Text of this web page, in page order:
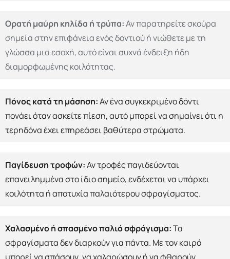
Ορατή μαύρη κηλίδα ή τρύπα:Αν παρατηρείτε σκούρα
σημεία στην επιφάνεια ενός δοντιού ή νιώθετε με τη
γλώσσα μια εσοχή, αυτό είναι συχνά ένδειξη ήδη
διαμορφωμένης κοιλότητας.
Πόνος κατά τη μάσηση:Αν ένα συγκεκριμένο δόντι
πονάει όταν ασκείτε πίεση, αυτό μπορεί να σημαίνει ότι η
τερηδόνα έχει επηρεάσει βαθύτερα στρώματα.
Παγίδευση τροφών:Αν τροφές παγιδεύονται
επανειλημμένα στο ίδιο σημείο, ενδέχεται να υπάρχει
κοιλότητα ή αποτυχία παλαιότερου σφραγίσματος.
Χαλασμένο ή σπασμένο παλιό σφράγισμα:Τα
σφραγίσματα δεν διαρκούν για πάντα. Με τον καιρό